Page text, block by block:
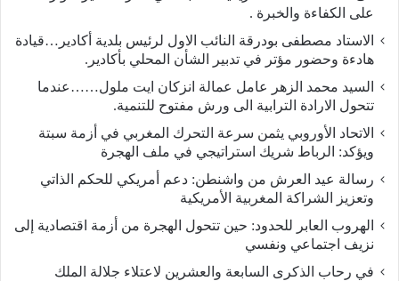
على الكفاءة والخبرة .
الاستاد مصطفى بودرقة النائب الاول لرئيس بلدية أكادير…قيادة
هادءة وحضور مؤتر في تدبير الشأن المحلي بأكادير.
السيد محمد الزهر عامل عمالة انزكان ايت ملول……عندما
تتحول الارادة الترابية الى ورش مفتوح للتنمية.
الاتحاد الأوروبي يثمن سرعة التحرك المغربي في أزمة سبتة
ويؤكد: الرباط شريك استراتيجي في ملف الهجرة
رسالة عيد العرش من واشنطن: دعم أمريكي للحكم الذاتي
وتعزيز الشراكة المغربية الأمريكية
​الهروب العابر للحدود: حين تتحول الهجرة من أزمة اقتصادية إلى
نزيف اجتماعي ونفسي
في رحاب الذكرى السابعة والعشرين لاعتلاء جلالة الملك